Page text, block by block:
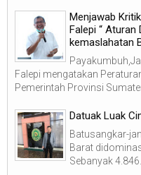
Menjawab
Falepi “ Aturan
kemaslahatan
Falepi mengatakan
Pemerintah Provinsi
Datuak Luak
Batusangkar-
Barat
Sebanyak